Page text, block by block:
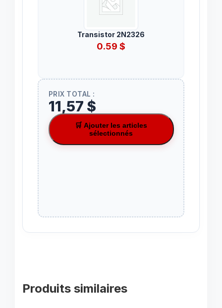
Transistor 2N2326
0.59 $
PRIX TOTAL :
11,57 $
🛒 Ajouter les articles
sélectionnés
Produits similaires